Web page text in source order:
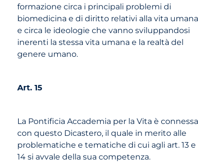
formazione circa i principali problemi di
biomedicina e di diritto relativi alla vita umana
e circa le ideologie che vanno sviluppandosi
inerenti la stessa vita umana e la realtà del
genere umano.
Art. 15
La Pontificia Accademia per la Vita è connessa
con questo Dicastero, il quale in merito alle
problematiche e tematiche di cui agli art. 13 e
14 si avvale della sua competenza.